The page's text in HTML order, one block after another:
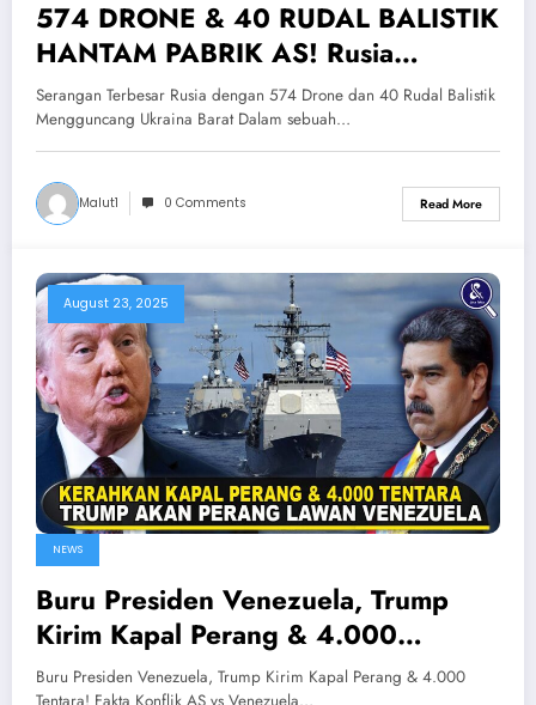
574 DRONE & 40 RUDAL BALISTIK
HANTAM PABRIK AS! Rusia
Lancarkan Serangan Terbesar Ke
Ukraina Barat
Serangan Terbesar Rusia dengan 574 Drone dan 40 Rudal Balistik
Mengguncang Ukraina Barat Dalam sebuah…
Malut1 0 Comments Read More
August 23, 2025
NEWS
Buru Presiden Venezuela, Trump
Kirim Kapal Perang & 4.000
Tentara! Fakta Konflik AS vs
Buru Presiden Venezuela, Trump Kirim Kapal Perang & 4.000